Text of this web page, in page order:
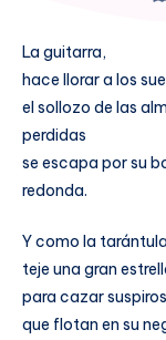
La guitarra,
hace llorar a los
el sollozo de las
perdidas
se escapa por su
redonda.
Y como la
teje una gran
para cazar
que flotan en su